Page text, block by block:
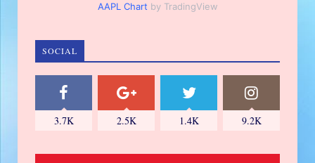
AAPL Chart by TradingView
SOCIAL
3.7K 2.5K 1.4K 9.2K